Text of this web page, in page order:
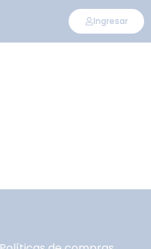
Ingresar